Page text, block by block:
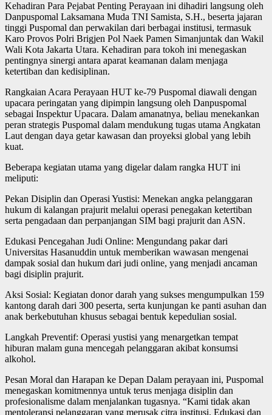
Kehadiran Para Pejabat Penting Perayaan ini dihadiri langsung oleh
Danpuspomal Laksamana Muda TNI Samista, S.H., beserta jajaran
tinggi Puspomal dan perwakilan dari berbagai institusi, termasuk
Karo Provos Polri Brigjen Pol Naek Pamen Simanjuntak dan Wakil
Wali Kota Jakarta Utara. Kehadiran para tokoh ini menegaskan
pentingnya sinergi antara aparat keamanan dalam menjaga
ketertiban dan kedisiplinan.
Rangkaian Acara Perayaan HUT ke-79 Puspomal diawali dengan
upacara peringatan yang dipimpin langsung oleh Danpuspomal
sebagai Inspektur Upacara. Dalam amanatnya, beliau menekankan
peran strategis Puspomal dalam mendukung tugas utama Angkatan
Laut dengan daya getar kawasan dan proyeksi global yang lebih
kuat.
Beberapa kegiatan utama yang digelar dalam rangka HUT ini
meliputi:
Pekan Disiplin dan Operasi Yustisi: Menekan angka pelanggaran
hukum di kalangan prajurit melalui operasi penegakan ketertiban
serta pengadaan dan perpanjangan SIM bagi prajurit dan ASN.
Edukasi Pencegahan Judi Online: Mengundang pakar dari
Universitas Hasanuddin untuk memberikan wawasan mengenai
dampak sosial dan hukum dari judi online, yang menjadi ancaman
bagi disiplin prajurit.
Aksi Sosial: Kegiatan donor darah yang sukses mengumpulkan 159
kantong darah dari 300 peserta, serta kunjungan ke panti asuhan dan
anak berkebutuhan khusus sebagai bentuk kepedulian sosial.
Langkah Preventif: Operasi yustisi yang menargetkan tempat
hiburan malam guna mencegah pelanggaran akibat konsumsi
alkohol.
Pesan Moral dan Harapan ke Depan Dalam perayaan ini, Puspomal
menegaskan komitmennya untuk terus menjaga disiplin dan
profesionalisme dalam menjalankan tugasnya. “Kami tidak akan
mentoleransi pelanggaran yang merusak citra institusi. Edukasi dan